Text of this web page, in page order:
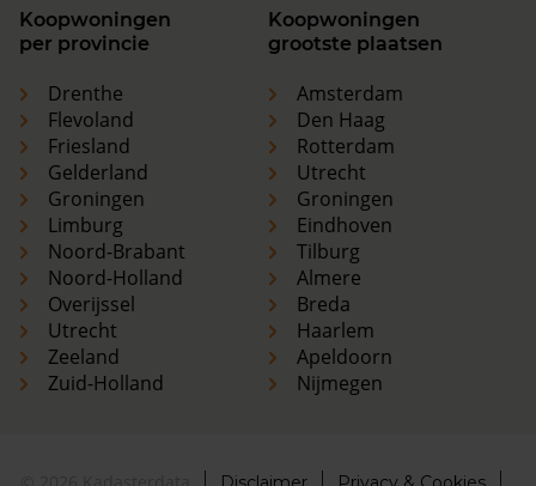
Koopwoningen
per provincie
Drenthe
Flevoland
Friesland
Gelderland
Groningen
Limburg
Noord-Brabant
Noord-Holland
Overijssel
Utrecht
Zeeland
Zuid-Holland
Koopwoningen
grootste plaatsen
Amsterdam
Den Haag
Rotterdam
Utrecht
Groningen
Eindhoven
Tilburg
Almere
Breda
Haarlem
Apeldoorn
Nijmegen